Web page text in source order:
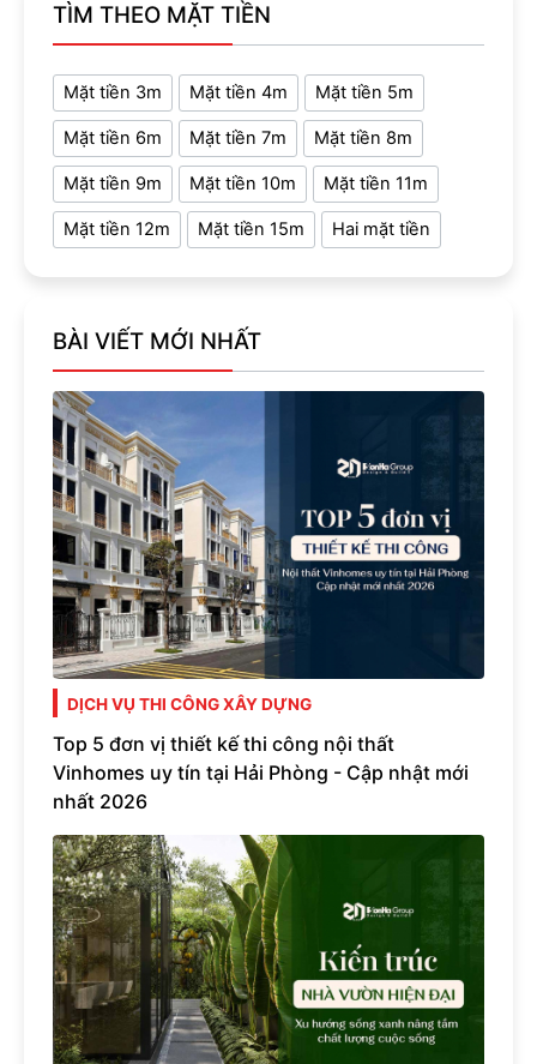
TÌM THEO MẶT TIỀN
Mặt tiền 3m Mặt tiền 4m Mặt tiền 5m
Mặt tiền 6m Mặt tiền 7m Mặt tiền 8m
Mặt tiền 9m Mặt tiền 10m Mặt tiền 11m
Mặt tiền 12m Mặt tiền 15m Hai mặt tiền
BÀI VIẾT MỚI NHẤT
DỊCH VỤ THI CÔNG XÂY DỰNG
Top 5 đơn vị thiết kế thi công nội thất
Vinhomes uy tín tại Hải Phòng - Cập nhật mới
nhất 2026